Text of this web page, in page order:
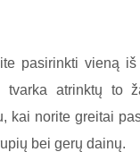
pasirinkti vieną
tvarka atrinktų to
kai norite greitai
bei gerų dainų.